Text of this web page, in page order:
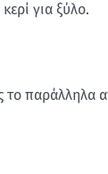
για ξύλο.
παράλληλα